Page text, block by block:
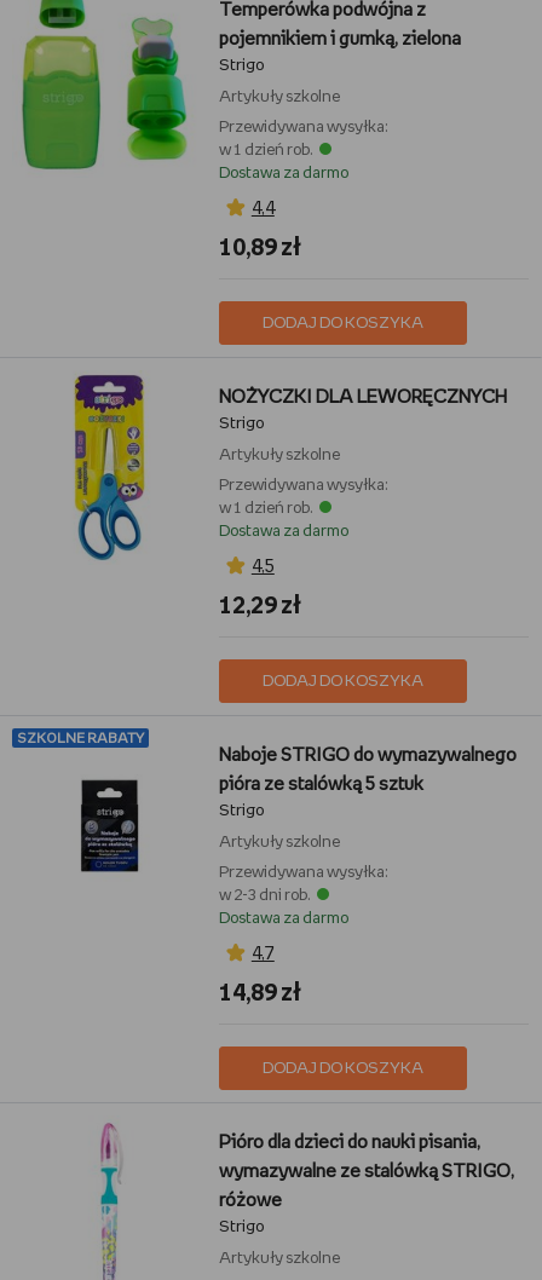
Temperówka podwójna z
pojemnikiem i gumką, zielona
Strigo
Artykuły szkolne
Przewidywana wysyłka:
w 1 dzień rob.
Dostawa za darmo
4,4
10,89 zł
DODAJ DO KOSZYKA
NOŻYCZKI DLA LEWORĘCZNYCH
Strigo
Artykuły szkolne
Przewidywana wysyłka:
w 1 dzień rob.
Dostawa za darmo
4,5
12,29 zł
DODAJ DO KOSZYKA
SZKOLNE RABATY
Naboje STRIGO do wymazywalnego
pióra ze stalówką 5 sztuk
Strigo
Artykuły szkolne
Przewidywana wysyłka:
w 2-3 dni rob.
Dostawa za darmo
4,7
14,89 zł
DODAJ DO KOSZYKA
Pióro dla dzieci do nauki pisania,
wymazywalne ze stalówką STRIGO,
różowe
Strigo
Artykuły szkolne